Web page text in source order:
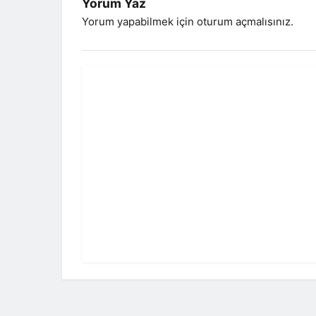
Yorum yapabilmek için oturum açmalısınız.